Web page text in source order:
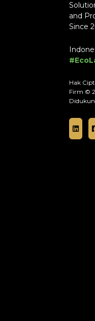
and
Since
Hak
Firm ©